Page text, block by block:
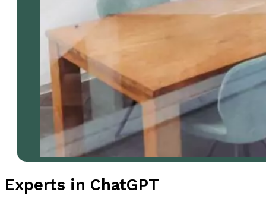
Experts in ChatGPT